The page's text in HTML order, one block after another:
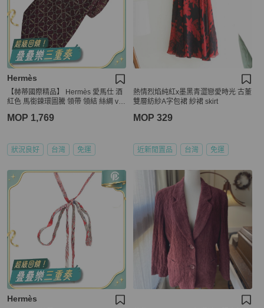
Hermès
【赫蒂國際精品】 Hermès 愛馬仕 酒
紅色 馬銜鍊環圖騰 領帶 領結 絲綢 vin
MOP 1,769
狀況良好 台灣 免運
熱情烈焰純紅x墨黑青澀戀愛時光 古董
雙層紡紗A字包裙 紗裙 skirt
MOP 329
近新閒置品 台灣 免運
Hermès